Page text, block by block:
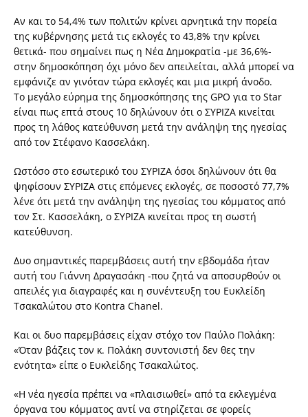
Αν και το 54,4% των πολιτών κρίνει αρνητικά την πορεία
της κυβέρνησης μετά τις εκλογές το 43,8% την κρίνει
θετικά- που σημαίνει πως η Νέα Δημοκρατία -με 36,6%-
στην δημοσκόπηση όχι μόνο δεν απειλείται, αλλά μπορεί να
εμφάνιζε αν γινόταν τώρα εκλογές και μια μικρή άνοδο.
Το μεγάλο εύρημα της δημοσκόπησης της GPO για το Star
είναι πως επτά στους 10 δηλώνουν ότι ο ΣΥΡΙΖΑ κινείται
προς τη λάθος κατεύθυνση μετά την ανάληψη της ηγεσίας
από τον Στέφανο Κασσελάκη.
Ωστόσο στο εσωτερικό του ΣΥΡΙΖΑ όσοι δηλώνουν ότι θα
ψηφίσουν ΣΥΡΙΖΑ στις επόμενες εκλογές, σε ποσοστό 77,7%
λένε ότι μετά την ανάληψη της ηγεσίας του κόμματος από
τον Στ. Κασσελάκη, ο ΣΥΡΙΖΑ κινείται προς τη σωστή
κατεύθυνση.
Δυο σημαντικές παρεμβάσεις αυτή την εβδομάδα ήταν
αυτή του Γιάννη Δραγασάκη -που ζητά να αποσυρθούν οι
απειλές για διαγραφές και η συνέντευξη του Ευκλείδη
Τσακαλώτου στο Kontra Chanel.
Kαι οι δυο παρεμβάσεις είχαν στόχο τον Παύλο Πολάκη:
«Όταν βάζεις τον κ. Πολάκη συντονιστή δεν θες την
ενότητα» είπε ο Ευκλείδης Τσακαλώτος.
«Η νέα ηγεσία πρέπει να «πλαισιωθεί» από τα εκλεγμένα
όργανα του κόμματος αντί να στηρίζεται σε φορείς